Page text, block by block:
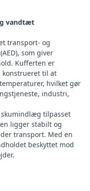
vandtæt
transport- og
som giver
Kufferten er
konstrueret til at
hvilket gør
industri,
skumindlæg tilpasset
ligger stabilt og
transport. Med en
beskyttet mod